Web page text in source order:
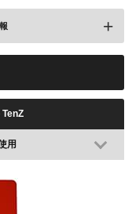
※1)
楽天で検索
2c
用